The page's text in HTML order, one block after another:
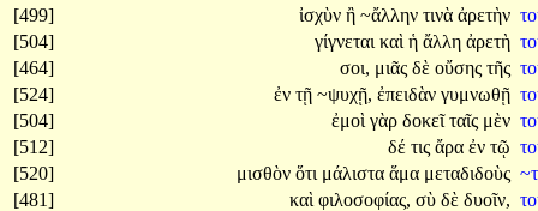
[499]
ἰσχὺν ἢ ~ἄλλην τινὰ ἀρετὴν
[504]
γίγνεται καὶ ἡ ἄλλη ἀρετὴ
[464]
σοι, μιᾶς δὲ οὔσης τῆς
[524]
ἐν τῇ ~ψυχῇ, ἐπειδὰν γυμνωθῇ
[504]
ἐμοὶ γὰρ δοκεῖταῖς μὲν
[512]
δέ τις ἄρα ἐν τῷ
[520]
μισθὸν ὅτι μάλιστα ἅμα μεταδιδοὺς
[481]
καὶ φιλοσοφίας, σὺ δὲ δυοῖν,